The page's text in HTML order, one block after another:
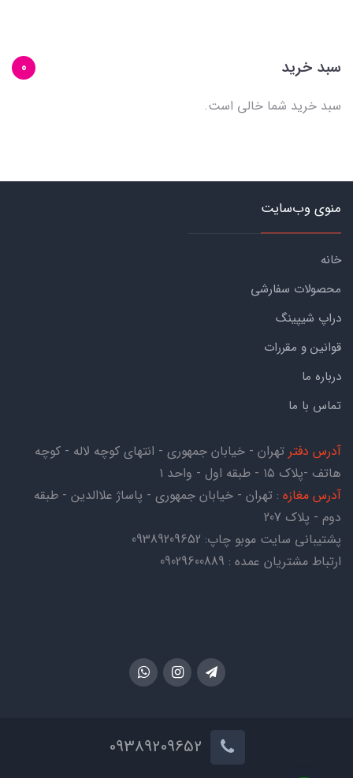
سبد خرید
0
سبد خرید شما خالی است.
منوی وب‌سایت
خانه
محصولات سفارشی
دراپ شیپینگ
قوانین و مقررات
درباره ما
تماس با ما
آدرس دفتر تهران - خیابان جمهوری - انتهای کوچه لاله - کوچه
هاتف -پلاک ۱۵ - طبقه اول - واحد ۱
آدرس مغازه : تهران - خیابان جمهوری - پاساژ علاالدین - طبقه
دوم - پلاک 207
پشتیبانی سایت موبو چاپ: 09389209652
ارتباط مشتریان عمده : 09029600889